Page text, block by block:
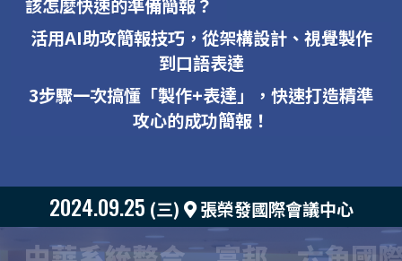
該怎麼快速的準備簡報？
活用AI助攻簡報技巧，從架構設計、視覺製作
到口語表達
3步驟一次搞懂「製作+表達」，快速打造精準
攻心的成功簡報！
2024.09.25 (三) 張榮發國際會議中心